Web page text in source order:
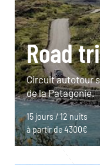
Road
Circuit autotour
de la Patagonie.
15 jours / 12 nuits
à partir de 4300€